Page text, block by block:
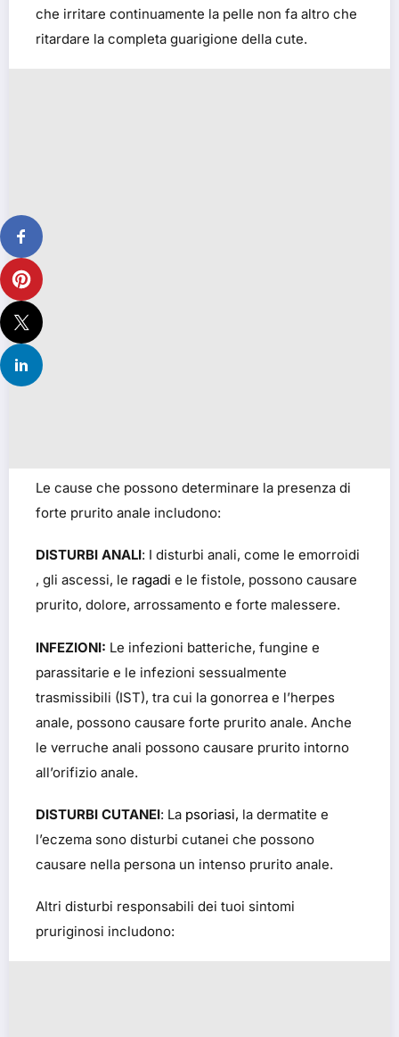
che irritare continuamente la pelle non fa altro che
ritardare la completa guarigione della cute.
Le cause che possono determinare la presenza di
forte prurito anale includono:
DISTURBI ANALI: I disturbi anali, come le emorroidi
, gli ascessi, le ragadi e le fistole, possono causare
prurito, dolore, arrossamento e forte malessere.
INFEZIONI: Le infezioni batteriche, fungine e
parassitarie e le infezioni sessualmente
trasmissibili (IST), tra cui la gonorrea e l’herpes
anale, possono causare forte prurito anale. Anche
le verruche anali possono causare prurito intorno
all’orifizio anale.
DISTURBI CUTANEI: La psoriasi, la dermatite e
l’eczema sono disturbi cutanei che possono
causare nella persona un intenso prurito anale.
Altri disturbi responsabili dei tuoi sintomi
pruriginosi includono: